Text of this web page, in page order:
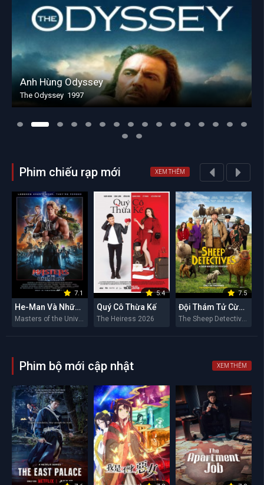
Anh Hùng Odyssey
The Odyssey 1997
Phim chiếu rạp mới XEM THÊM
7.1
He-Man Và Những Chiến Binh Vũ Trụ
Masters of the Universe 2026
5.4
Quý Cô Thừa Kế
The Heiress 2026
7.5
Đội Thám Tử Cừu: Án Mạng Lúc Nửa Đêm
The Sheep Detectives 2026
Phim bộ mới cập nhật XEM THÊM